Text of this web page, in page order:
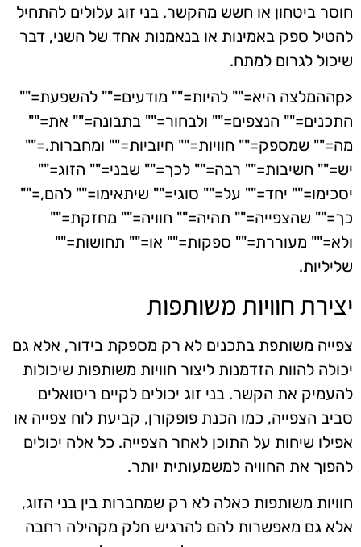
חוסר ביטחון או חשש מהקשר. בני זוג עלולים להתחיל
להטיל ספק באמינות או בנאמנות אחד של השני, דבר
שיכול לגרום למתח.
<pההמלצה היא="" להיות="" מודעים="" להשפעת=""
התכנים="" הנצפים="" ולבחור="" בתבונה="" את=""
מה="" שמספק="" חוויות="" חיוביות="" ומחברות.=""
יש="" חשיבות="" רבה="" לכך="" שבני="" הזוג=""
יסכימו="" יחד="" על="" סוגי="" שיתאימו="" להם,=""
כך="" שהצפייה="" תהיה="" חוויה="" מחזקת=""
ולא="" מעוררת="" ספקות="" או="" תחושות=""
שליליות.
יצירת חוויות משותפות
צפייה משותפת בתכנים לא רק מספקת בידור, אלא גם
יכולה להוות הזדמנות ליצור חוויות משותפות שיכולות
להעמיק את הקשר. בני זוג יכולים לקיים ריטואלים
סביב הצפייה, כמו הכנת פופקורן, קביעת לוח צפייה או
אפילו שיחות על התוכן לאחר הצפייה. כל אלה יכולים
להפוך את החוויה למשמעותית יותר.
חוויות משותפות כאלה לא רק שמחברות בין בני הזוג,
אלא גם מאפשרות להם להרגיש חלק מקהילה רחבה